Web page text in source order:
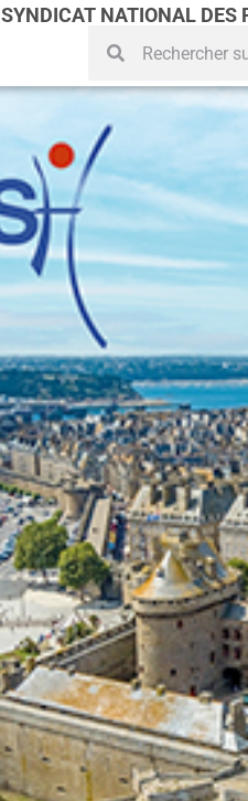
SYNDICAT NATIONAL DES